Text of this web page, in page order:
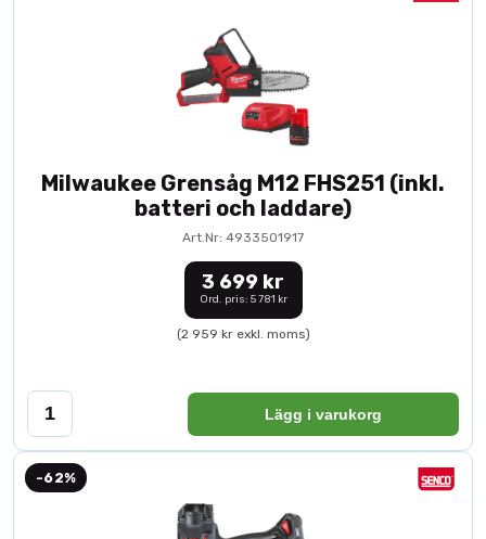
Milwaukee Grensåg M12 FHS251 (inkl.
batteri och laddare)
Art.Nr: 4933501917
3 699 kr
Ord. pris: 5 781 kr
(2 959 kr exkl. moms)
Lägg i varukorg
-62%